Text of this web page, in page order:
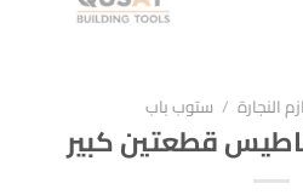
النجارة / ستوب باب
قطعتين كبير